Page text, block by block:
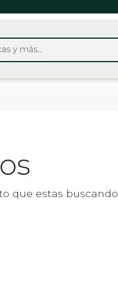
que estas buscando